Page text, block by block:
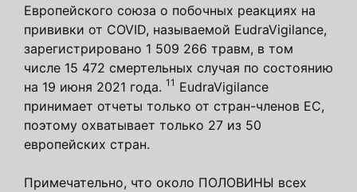
Европейского союза о побочных реакциях на
прививки от COVID, называемой EudraVigilance,
зарегистрировано 1 509 266 травм, в том
числе 15 472 смертельных случая по состоянию
на 19 июня 2021 года. 11 EudraVigilance
принимает отчеты только от стран-членов ЕС,
поэтому охватывает только 27 из 50
европейских стран.
Примечательно, что около ПОЛОВИНЫ всех